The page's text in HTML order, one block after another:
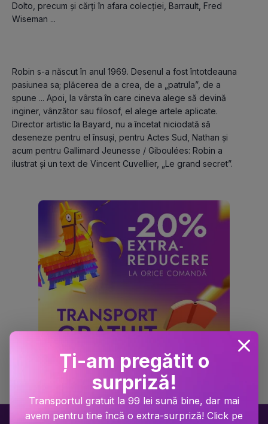
Dolto, precum și cărți în afara colecției, Barrault, Fred
Robin s-a născut în anul 1969. Desenul a fost întotdeauna
pasiunea sa; plăcerea de a crea, de a „patrula”, de a
spune ... Apoi, la vârsta în care cineva alege să devină
inginer, vânzător sau filosof, el alege artele aplicate.
Director artistic la Bayard, nu a încetat niciodată să
deseneze pentru el însuși, pentru Actes Sud, Nathan și
acum pentru Gallimard Jeunesse / Giboulées: Robin a
ilustrat și un text de Vincent Cuvellier, „Le grand secret”.
Ți-am pregătit o
surpriză!
Transportul gratuit la 99 lei sună bine, dar mai
avem pentru tine încă o extra-surpriză! Click pe